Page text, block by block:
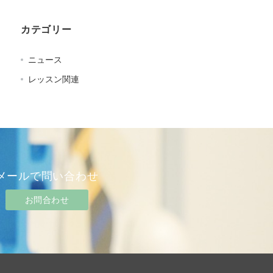
カテゴリー
ニュース
レッスン関連
ールで問い合わせ
お問合わせ